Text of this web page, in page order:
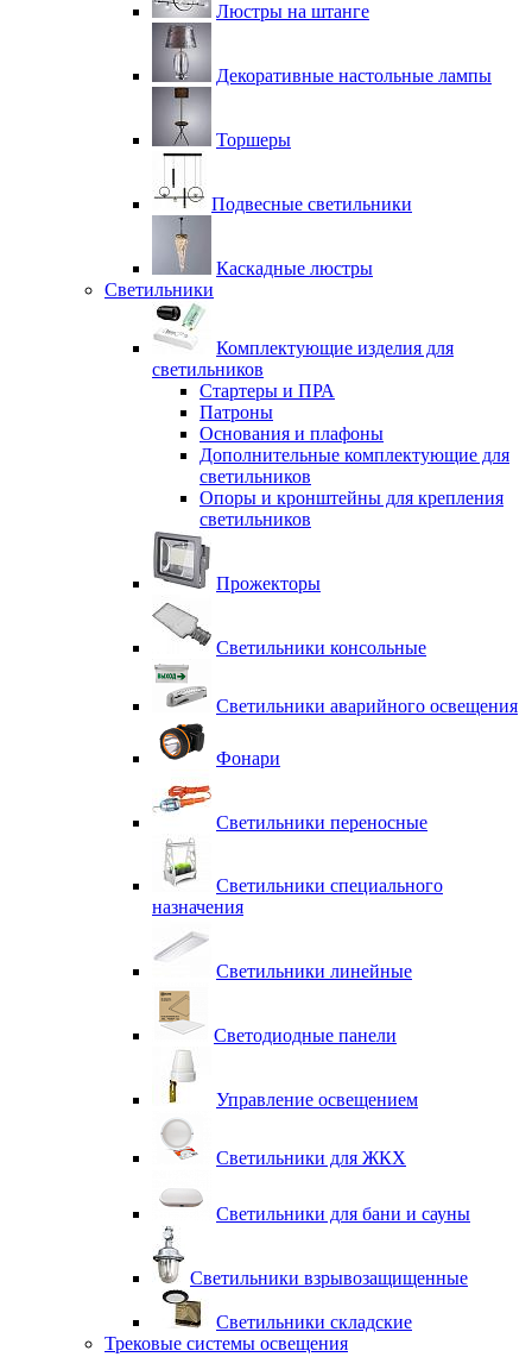
Люстры на штанге
Декоративные настольные лампы
Торшеры
Подвесные светильники
Каскадные люстры
Светильники
Комплектующие изделия для
светильников
Стартеры и ПРА
Патроны
Основания и плафоны
Дополнительные комплектующие для
светильников
Опоры и кронштейны для крепления
светильников
Прожекторы
Светильники консольные
Светильники аварийного освещения
Фонари
Светильники переносные
Светильники специального
назначения
Светильники линейные
Светодиодные панели
Управление освещением
Светильники для ЖКХ
Светильники для бани и сауны
Светильники взрывозащищенные
Светильники складские
Трековые системы освещения